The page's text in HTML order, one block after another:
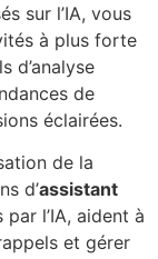
sur l’IA, vous
à plus forte
d’analyse
de
éclairées.
de la
d’assistant
l’IA, aident à
et gérer